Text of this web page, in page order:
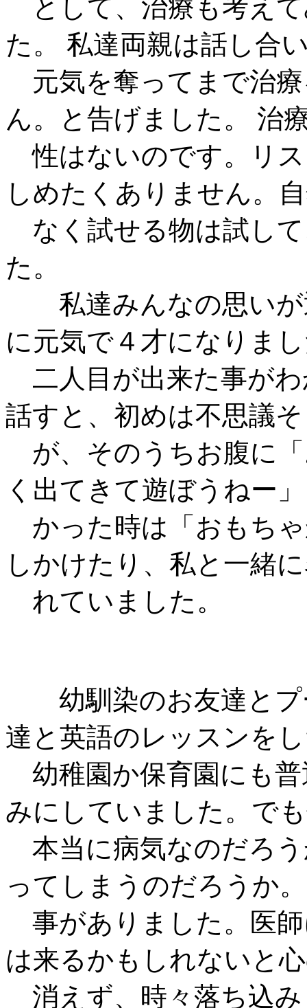
として、治療も考え
た。 私達両親は話し合
元気を奪ってまで治
ん。と告げました。 治
性はないのです。リ
しめたくありません。
なく試せる物は試し
た。
私達みんなの思いが
に元気で４才になりま
二人目が出来た事が
話すと、初めは不思議
が、そのうちお腹に
く出てきて遊ぼうねー
かった時は「おもち
しかけたり、私と一緒
れていました。
幼馴染のお友達とプ
達と英語のレッスンを
幼稚園か保育園にも
みにしていました。で
本当に病気なのだろ
ってしまうのだろうか
事がありました。医
は来るかもしれないと
消えず、時々落ち込